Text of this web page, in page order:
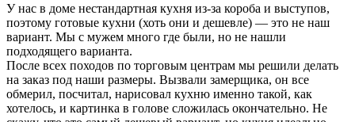
У нас в доме нестандартная кухня из-за короба и выступов,
поэтому готовые кухни (хоть они и дешевле) — это не наш
вариант. Мы с мужем много где были, но не нашли
подходящего варианта.
После всех походов по торговым центрам мы решили делать
на заказ под наши размеры. Вызвали замерщика, он все
обмерил, посчитал, нарисовал кухню именно такой, как
хотелось, и картинка в голове сложилась окончательно. Не